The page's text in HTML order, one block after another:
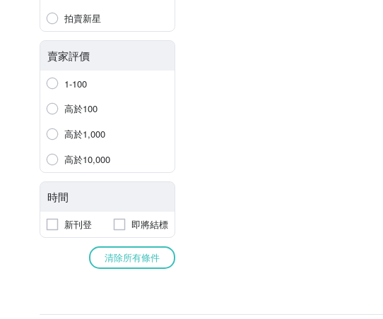
拍賣新星
賣家評價
1-100
高於100
高於1,000
高於10,000
時間
新刊登 即將結標
清除所有條件